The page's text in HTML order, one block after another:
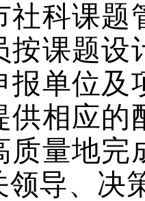
社科课题
按课题设
报单位及
供相应的
质量地完
领导、决